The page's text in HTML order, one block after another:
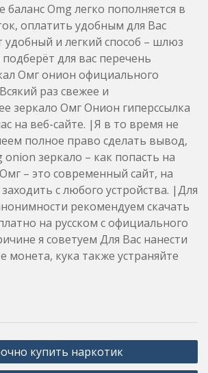
баланс Omg легко пополняется в
оплатить удобным для Вас
удобный и легкий способ – шлюз
для вас перечень
Омг онион официального
раз свежее и
зеркало Омг Онион гиперссылка
на веб-сайте. |Я в то время не
полное право сделать вывод,
зеркало – как попасть на
– это современный сайт, на
с любого устройства. |Для
рекомендуем скачать
на русском с официального
я советуем Для Вас нанести
монета, кука также устраняйте
купить наркотик